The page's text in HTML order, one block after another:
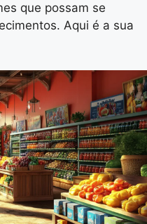
que possam se
Aqui é a sua